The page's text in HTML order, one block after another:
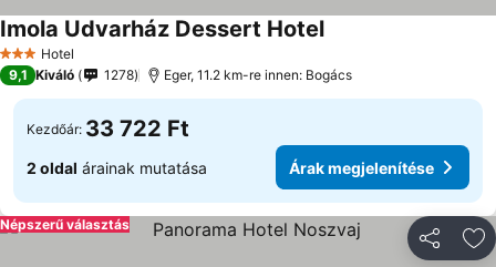
3 Kategória
Hotel
Imola Udvarház Dessert Hotel
9,1 Kiváló 1278 Eger, 11.2 km-re innen: Bogács
Kezdőár: 33 722 Ft
2 oldal árainak mutatása Árak megjelenítése
Népszerű választás